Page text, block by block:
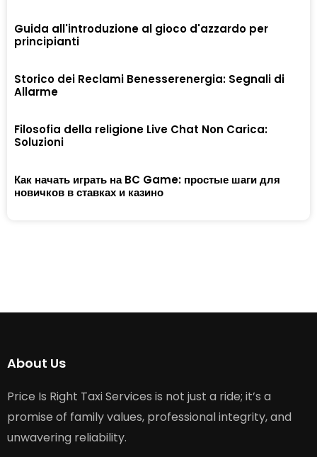
Guida all'introduzione al gioco d'azzardo per
principianti
Storico dei Reclami Benesserenergia: Segnali di
Allarme
Filosofia della religione Live Chat Non Carica:
Soluzioni
Как начать играть на BC Game: простые шаги для
новичков в ставках и казино
About Us
Price Is Right Taxi Services is not just a ride; it’s a
promise of family values, professional integrity, and
unwavering reliability.